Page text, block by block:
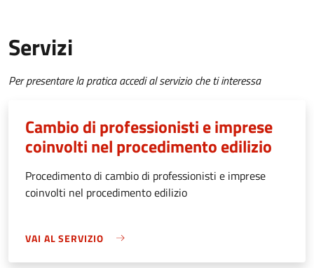
Servizi
Per presentare la pratica accedi al servizio che ti interessa
Cambio di professionisti e imprese
coinvolti nel procedimento edilizio
Procedimento di cambio di professionisti e imprese
coinvolti nel procedimento edilizio
VAI AL SERVIZIO